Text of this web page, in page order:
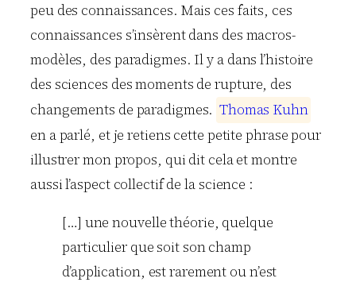
peu des connaissances. Mais ces faits, ces
connaissances s’insèrent dans des macros-
modèles, des paradigmes. Il y a dans l’histoire
des sciences des moments de rupture, des
changements de paradigmes. Thomas Kuhn
en a parlé, et je retiens cette petite phrase pour
illustrer mon propos, qui dit cela et montre
aussi l’aspect collectif de la science :
[…] une nouvelle théorie, quelque
particulier que soit son champ
d’application, est rarement ou n’est